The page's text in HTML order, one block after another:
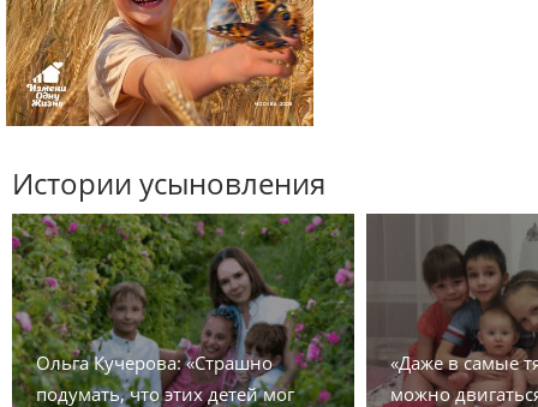
Истории усыновления
Ольга Кучерова: «Страшно
подумать, что этих детей мог
«Даже в самые
можно